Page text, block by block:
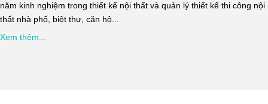
năm kinh nghiệm trong thiết kế nội thất và quản lý thiết kế thi công nội
thất nhà phố, biệt thự, căn hộ...
Xem thêm...